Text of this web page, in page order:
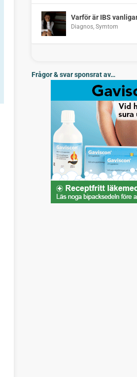
Varför är IBS
Diagnos, Symtom
Frågor & svar sponsrat av…